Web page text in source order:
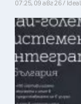
07:25, 09 авг 26 /